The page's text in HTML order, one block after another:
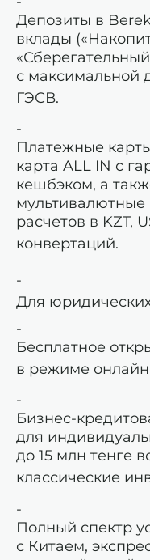
Депозиты в
вклады
с максимальной
ГЭСВ.
Платежные
карта ALL IN с
кешбэком, а
расчетов в KZT,
конвертаций.
Для
Бесплатное
в режиме
Бизнес-
для
до 15 млн тенге
классические
Полный спектр
с Китаем,